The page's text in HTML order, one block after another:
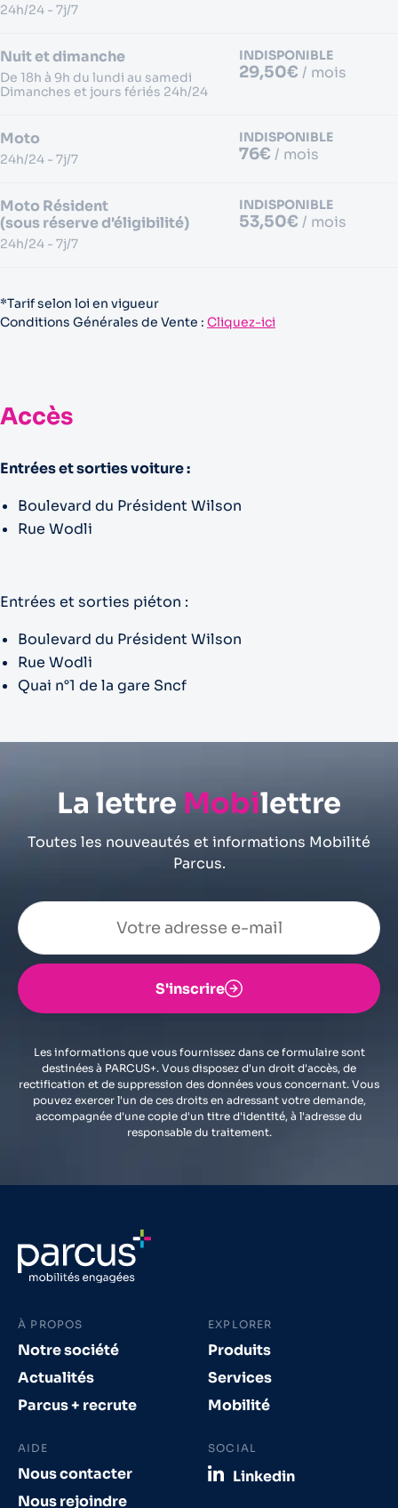
24h/24 - 7j/7
Nuit et dimanche
De 18h à 9h du lundi au samedi
Dimanches et jours fériés 24h/24
INDISPONIBLE
29,50€ / mois
Moto
24h/24 - 7j/7
INDISPONIBLE
76€ / mois
Moto Résident
(sous réserve d'éligibilité)
24h/24 - 7j/7
INDISPONIBLE
53,50€ / mois
*Tarif selon loi en vigueur
Conditions Générales de Vente : Cliquez-ici
Accès
Entrées et sorties voiture :
Boulevard du Président Wilson
Rue Wodli
Entrées et sorties piéton :
Boulevard du Président Wilson
Rue Wodli
Quai n°1 de la gare Sncf
La lettre Mobilettre
Toutes les nouveautés et informations Mobilité
Parcus.
S'inscrire
Les informations que vous fournissez dans ce formulaire sont
destinées à PARCUS+. Vous disposez d'un droit d'accès, de
rectification et de suppression des données vous concernant. Vous
pouvez exercer l'un de ces droits en adressant votre demande,
accompagnée d'une copie d'un titre d'identité, à l'adresse du
responsable du traitement.
À PROPOS
Notre société
Actualités
Parcus + recrute
EXPLORER
Produits
Services
Mobilité
AIDE
Nous contacter
Nous rejoindre
SOCIAL
Linkedin